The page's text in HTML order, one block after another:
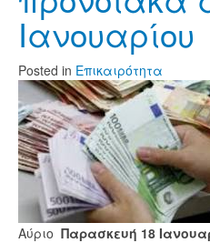
Ιανουαρίου
Posted in Επικαιρότητα
Αύριο Παρασκευή 18